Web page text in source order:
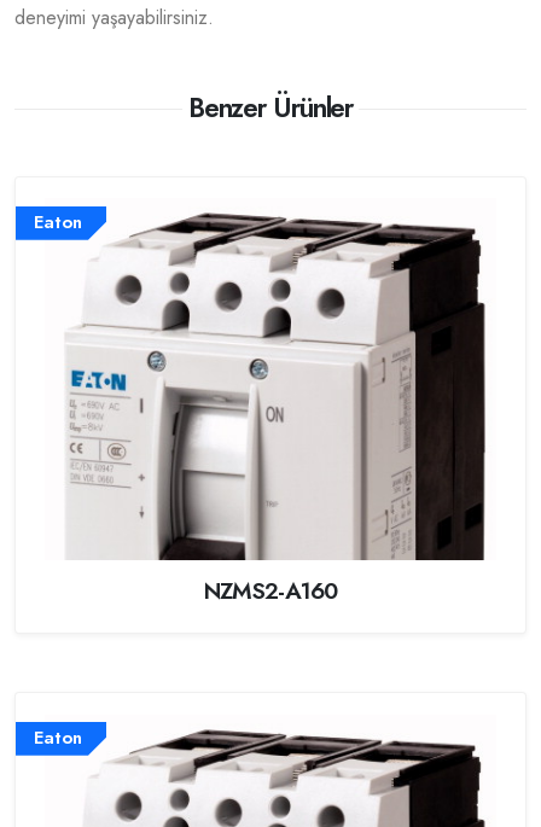
deneyimi yaşayabilirsiniz.
Benzer Ürünler
Eaton
NZMS2-A160
Eaton